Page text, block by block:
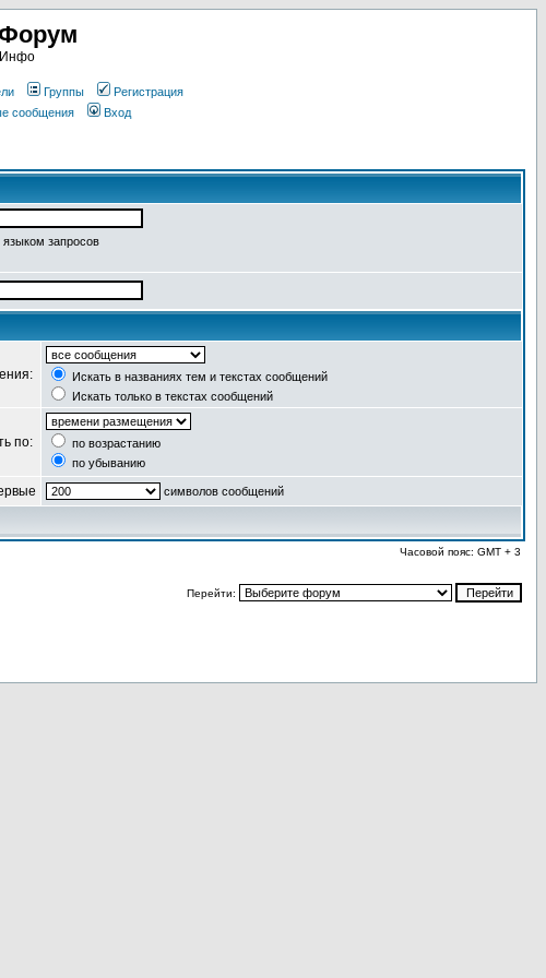
Группы
Регистрация
сообщения Вход
языком запросов
Искать в названиях тем и текстах сообщений
Искать только в текстах сообщений
по:
по возрастанию
по убыванию
символов сообщений
Часовой пояс: GMT + 3
Перейти: